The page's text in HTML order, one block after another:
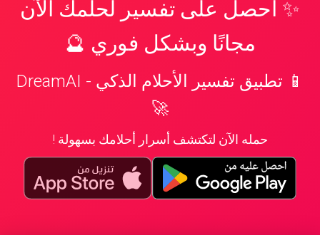
✨ احصل على تفسير لحلمك الآن
مجانًا وبشكل فوري 🔮
📱 تطبيق تفسير الأحلام الذكي - DreamAI
🚀
حمله الآن لتكتشف أسرار أحلامك بسهولة !